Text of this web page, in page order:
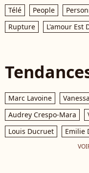
Télé People
Rupture
L'amour Est
Marc Lavoine
Audrey Crespo-Mara
Louis Ducruet
Emilie